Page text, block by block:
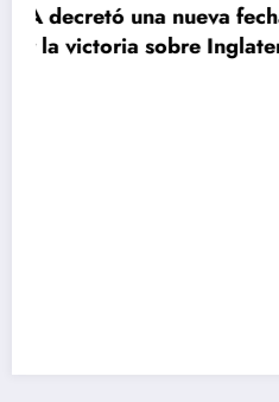
fecha conmemorativa
Inglaterra en el Mundial